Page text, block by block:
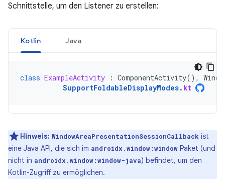
Schnittstelle, um den Listener zu erstellen:
Kotlin Java
class ExampleActivity : ComponentActivity(),
SupportFoldableDisplayModes. kt
Hinweis: WindowAreaPresentationSessionCallback ist
eine Java API, die sich im androidx.window:window Paket (und
nicht in androidx.window:window-java) befindet, um den
Kotlin-Zugriff zu ermöglichen.